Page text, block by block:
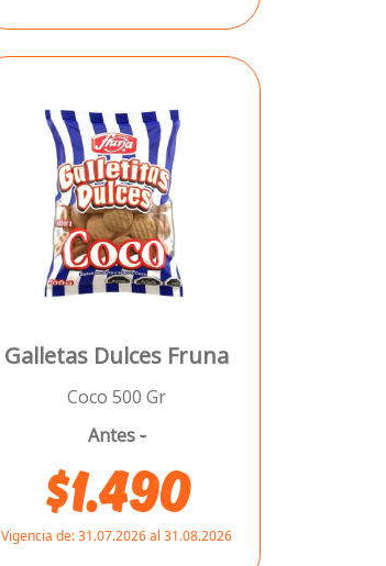
Galletas Dulces Fruna
Coco 500 Gr
Antes-
$1.490
Vigencia de:31.07.2026 al 31.08.2026